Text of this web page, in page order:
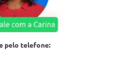
pelo telefone: